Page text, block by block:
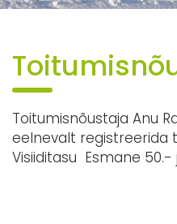
Toitumisnõustaja Anu
eelnevalt registreerida
Visiiditasu Esmane 50.-